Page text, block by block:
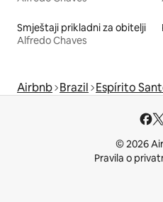
Smještaji prikladni za obitelji
Alfredo Chaves
Airbnb Brazil Espírito
© 2026
Pravila o